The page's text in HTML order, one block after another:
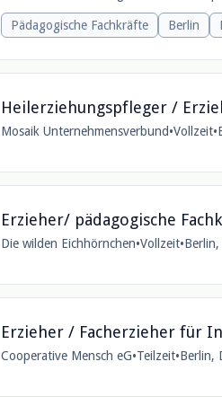
Pädagogische Fachkräfte Berlin
Heilerziehungspfleger /
Mosaik Unternehmensverbund•Vollzeit•
Erzieher/ pädagogische
Die wilden Eichhörnchen•Vollzeit•Berlin,
Erzieher / Facherzieher für
Cooperative Mensch eG•Teilzeit•Berlin,